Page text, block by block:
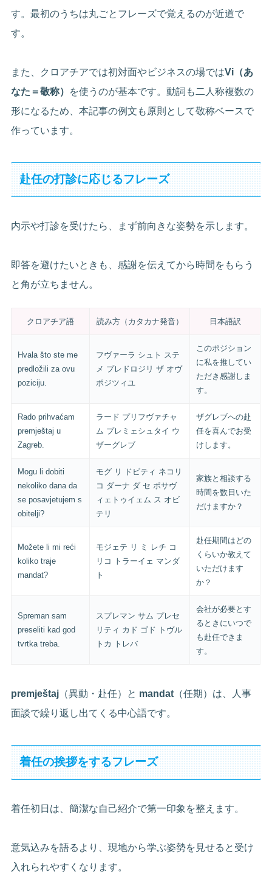
す。最初のうちは丸ごとフレーズで覚えるのが近道で
す。
また、クロアチアでは初対面やビジネスの場ではVi（あ
なた＝敬称）
を使うのが基本です。動詞も二人称複数の
形になるため、本記事の例文も原則として敬称ベースで
作っています。
赴任の打診に応じるフレーズ
内示や打診を受けたら、まず前向きな姿勢を示します。
即答を避けたいときも、感謝を伝えてから時間をもらう
と角が立ちません。
クロアチア語 読み方（カタカナ発音） 日本語訳
Hvala što ste me
predložili za ovu
poziciju.
フヴァーラ シュト ステ
メ プレドロジリ ザ オヴ
ポジツィユ
このポジション
に私を推してい
ただき感謝しま
す。
Rado prihvaćam
premještaj u
Zagreb.
ラード プリフヴァチャ
ム プレミェシュタイ ウ
ザーグレブ
ザグレブへの赴
任を喜んでお受
けします。
Mogu li dobiti
nekoliko dana da
se posavjetujem s
obitelji?
モグ リ ドビティ ネコリ
コ ダーナ ダ セ ポサヴ
ィェトゥイェム ス オビ
テリ
家族と相談する
時間を数日いた
だけますか？
Možete li mi reći
koliko traje
mandat?
モジェテ リ ミ レチ コ
リコ トラーイェ マンダ
ト
赴任期間はどの
くらいか教えて
いただけます
か？
Spreman sam
preseliti kad god
tvrtka treba.
スプレマン サム プレセ
リティ カド ゴド トヴル
トカ トレバ
会社が必要とす
るときにいつで
も赴任できま
す。
premještaj （異動・赴任）と mandat （任期）は、人事
面談で繰り返し出てくる中心語です。
着任の挨拶をするフレーズ
着任初日は、簡潔な自己紹介で第一印象を整えます。
意気込みを語るより、現地から学ぶ姿勢を見せると受け
入れられやすくなります。